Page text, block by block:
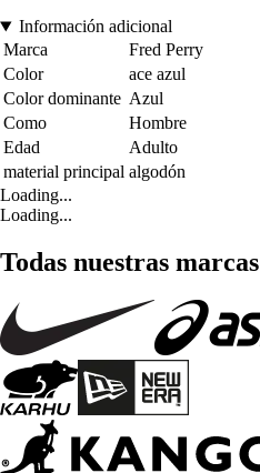
Información adicional
Marca
Fred Perry
Color
ace azul
Color dominante Azul
Como
Hombre
Edad
Adulto
material principal algodón
Loading...
Loading...
Todas nuestras marcas